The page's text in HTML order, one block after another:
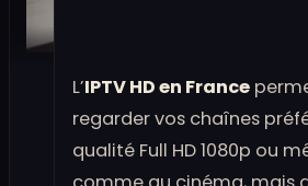
L’IPTV HD en France
regarder vos chaînes
qualité Full HD 1080p ou